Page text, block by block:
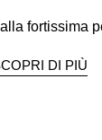
fortissima
DI PIÙ